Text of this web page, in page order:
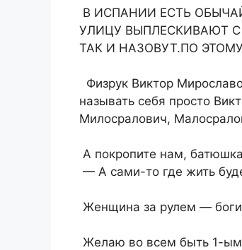
В ИСПАНИИ ЕСТЬ
УЛИЦУ ВЫПЛЕСКИВАЮТ
ТАК И НАЗОВУТ.ПО
Физрук Виктор
называть себя просто
Милосралович,
А покропите нам,
— А сами-то где жить
Женщина за рулем —
Желаю во всем быть 1-